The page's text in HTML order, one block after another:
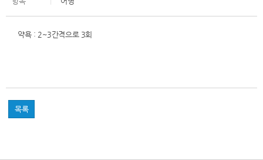
약욕 : 2~3간격으로 3회
목록